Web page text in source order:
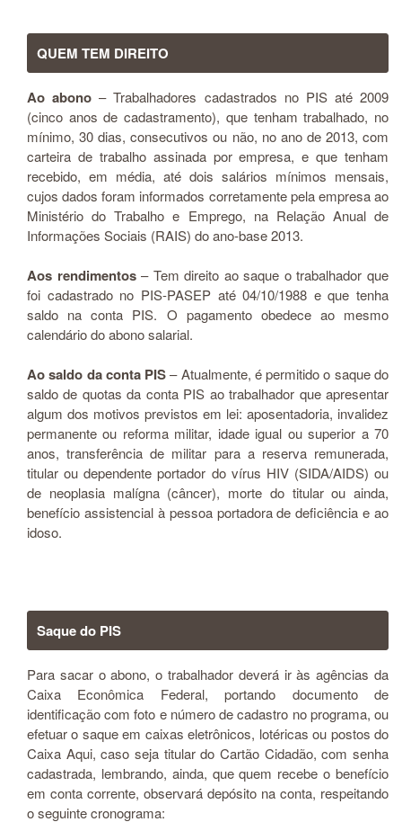
QUEM TEM DIREITO
Ao abono – Trabalhadores cadastrados no PIS até 2009
(cinco anos de cadastramento), que tenham trabalhado, no
mínimo, 30 dias, consecutivos ou não, no ano de 2013, com
carteira de trabalho assinada por empresa, e que tenham
recebido, em média, até dois salários mínimos mensais,
cujos dados foram informados corretamente pela empresa ao
Ministério do Trabalho e Emprego, na Relação Anual de
Informações Sociais (RAIS) do ano-base 2013.
Aos rendimentos– Tem direito ao saque o trabalhador que
foi cadastrado no PIS-PASEP até 04/10/1988 e que tenha
saldo na conta PIS. O pagamento obedece ao mesmo
calendário do abono salarial.
Ao saldo da conta PIS– Atualmente, é permitido o saque do
saldo de quotas da conta PIS ao trabalhador que apresentar
algum dos motivos previstos em lei: aposentadoria, invalidez
permanente ou reforma militar, idade igual ou superior a 70
anos, transferência de militar para a reserva remunerada,
titular ou dependente portador do vírus HIV (SIDA/AIDS) ou
de neoplasia malígna (câncer), morte do titular ou ainda,
benefício assistencial à pessoa portadora de deficiência e ao
idoso.
Saque do PIS
Para sacar o abono, o trabalhador deverá ir às agências da
Caixa Econômica Federal, portando documento de
identificação com foto e número de cadastro no programa, ou
efetuar o saque em caixas eletrônicos, lotéricas ou postos do
Caixa Aqui, caso seja titular do Cartão Cidadão, com senha
cadastrada, lembrando, ainda, que quem recebe o benefício
em conta corrente, observará depósito na conta, respeitando
o seguinte cronograma: